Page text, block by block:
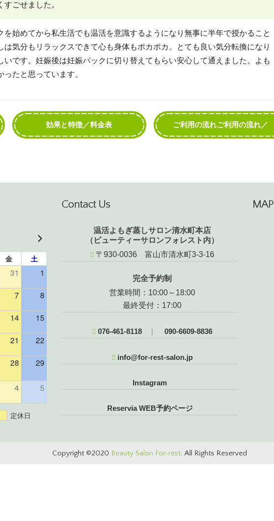
ごせました。
を始めてから私生活でも温活を意識するようになり無事に半年で授かること
は気分もリラックスできて心も身体もポカポカ。とても良い気分転換になり
いです。妊娠後は妊娠パックに切り替えてもらい安心して通えました。よも
たと思っています。
効果と特徴／料金表 ご利用の流れご利用の流れ／
金 土
31 1
7 8
14 15
21 22
28 29
（残り3組様）
4 5
定休日
Contact Us
温活よもぎ蒸しサロン清水町本店
（ビューティーサロンフォレスト内）
〒930-0036 富山市清水町3-3-16
完全予約制
営業時間：10:00～18:00
最終受付：17:00
076-461-8118 ｜ 090-6609-8836
info@for-rest-salon.jp
Instagram
Reservia WEB予約ページ
MAP
Copyright ©2020 Beauty Salon For-rest. All Rights Reserved